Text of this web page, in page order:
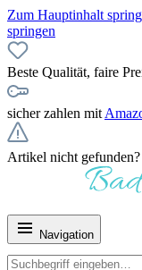
Zum Hauptinhalt
springen
Beste Qualität, faire
sicher zahlen mit
Artikel nicht gefunden?
Navigation